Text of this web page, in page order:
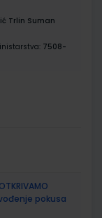
Trlin Suman
7508-
pokusa